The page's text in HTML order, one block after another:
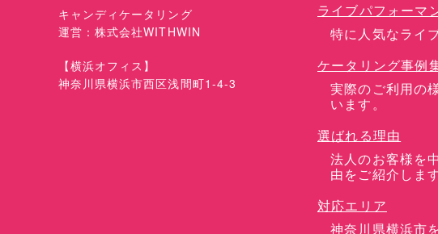
キャンディケータリング
運営：株式会社WITHWIN
【横浜オフィス】
神奈川県横浜市西区浅間町1-4-3
ライブパフォーマ
特に人気なライ
ケータリング事例
実際のご利用の
います。
選ばれる理由
法人のお客様を
由をご紹介します
対応エリア
神奈川県横浜市